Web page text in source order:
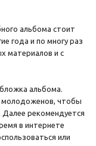
альбома стоит
года и по многу раз
материалов и с
альбома.
чтобы
Далее рекомендуется
в интернете
или